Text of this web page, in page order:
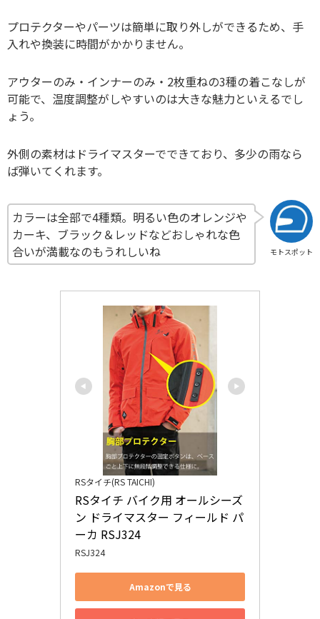
プロテクターやパーツは簡単に取り外しができるため、手
入れや換装に時間がかかりません。
アウターのみ・インナーのみ・2枚重ねの3種の着こなしが
可能で、温度調整がしやすいのは大きな魅力といえるでし
ょう。
外側の素材はドライマスターでできており、多少の雨なら
ば弾いてくれます。
モトスポット
カラーは全部で4種類。明るい色のオレンジや
カーキ、ブラック＆レッドなどおしゃれな色
合いが満載なのもうれしいね
RSタイチ(RS TAICHI)
RSタイチ バイク用 オールシーズ
ン ドライマスター フィールド パ
ーカ RSJ324
RSJ324
Amazonで見る